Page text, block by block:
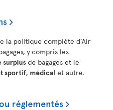
la politique complète d’Air
y compris les
surplus de bagages et le
sportif, médical et autre.
réglementés